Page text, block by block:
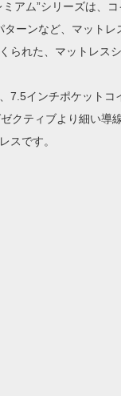
アム”シリーズは、
ターンなど、マットレ
られた、マットレス
7.5インチポケットコ
クティブより細い導
スです。